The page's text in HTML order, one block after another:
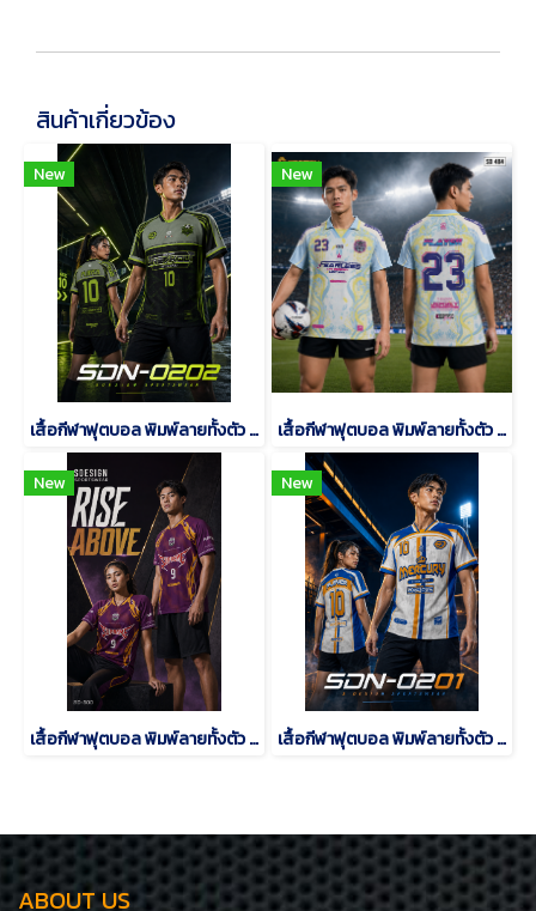
สินค้าเกี่ยวข้อง
New
เสื้อกีฬาฟุตบอล พิมพ์ลายทั้งตัว เนื้อผ้า "นาโนเทค"SDN-0202
New
เสื้อกีฬาฟุตบอล พิมพ์ลายทั้งตัว เนื้อผ้า "นาโนเทค"SD-484
New
เสื้อกีฬาฟุตบอล พิมพ์ลายทั้งตัว เนื้อผ้า "นาโนเทค"SD-500
New
เสื้อกีฬาฟุตบอล พิมพ์ลายทั้งตัว เนื้อผ้า "นาโนเทค"SDN-0201
ABOUT US